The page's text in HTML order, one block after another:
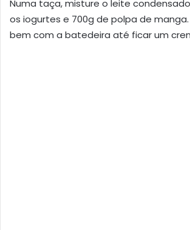
Numa taça, misture o leite
os iogurtes e 700g de polpa de
bem com a batedeira até ficar um